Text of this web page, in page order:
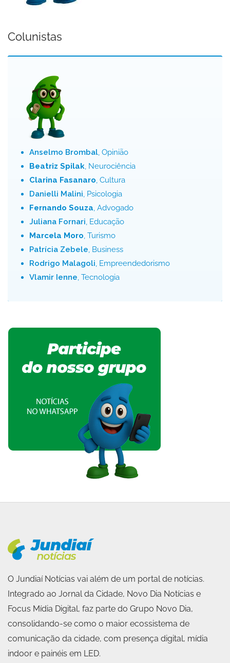
Colunistas
Anselmo Brombal, Opinião
Beatriz Spilak, Neurociência
Clarina Fasanaro, Cultura
Danielli Malini, Psicologia
Fernando Souza, Advogado
Juliana Fornari, Educação
Marcela Moro, Turismo
Patrícia Zebele, Business
Rodrigo Malagoli, Empreendedorismo
Vlamir Ienne, Tecnologia
O Jundiaí Notícias vai além de um portal de notícias.
Integrado ao Jornal da Cidade, Novo Dia Notícias e
Focus Mídia Digital, faz parte do Grupo Novo Dia,
consolidando-se como o maior ecossistema de
comunicação da cidade, com presença digital, mídia
indoor e painéis em LED.